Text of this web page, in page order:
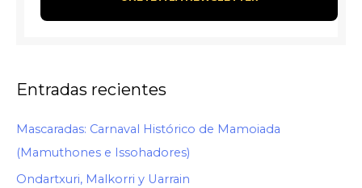
Entradas recientes
Mascaradas: Carnaval Histórico de Mamoiada
(Mamuthones e Issohadores)
Ondartxuri, Malkorri y Uarrain